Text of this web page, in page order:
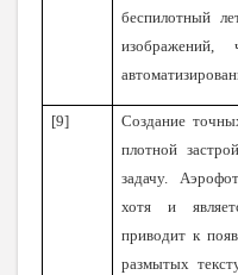
беспилотный
изображений,
[9]
Создание
плотной
задачу.
хотя и
приводит к
размытых